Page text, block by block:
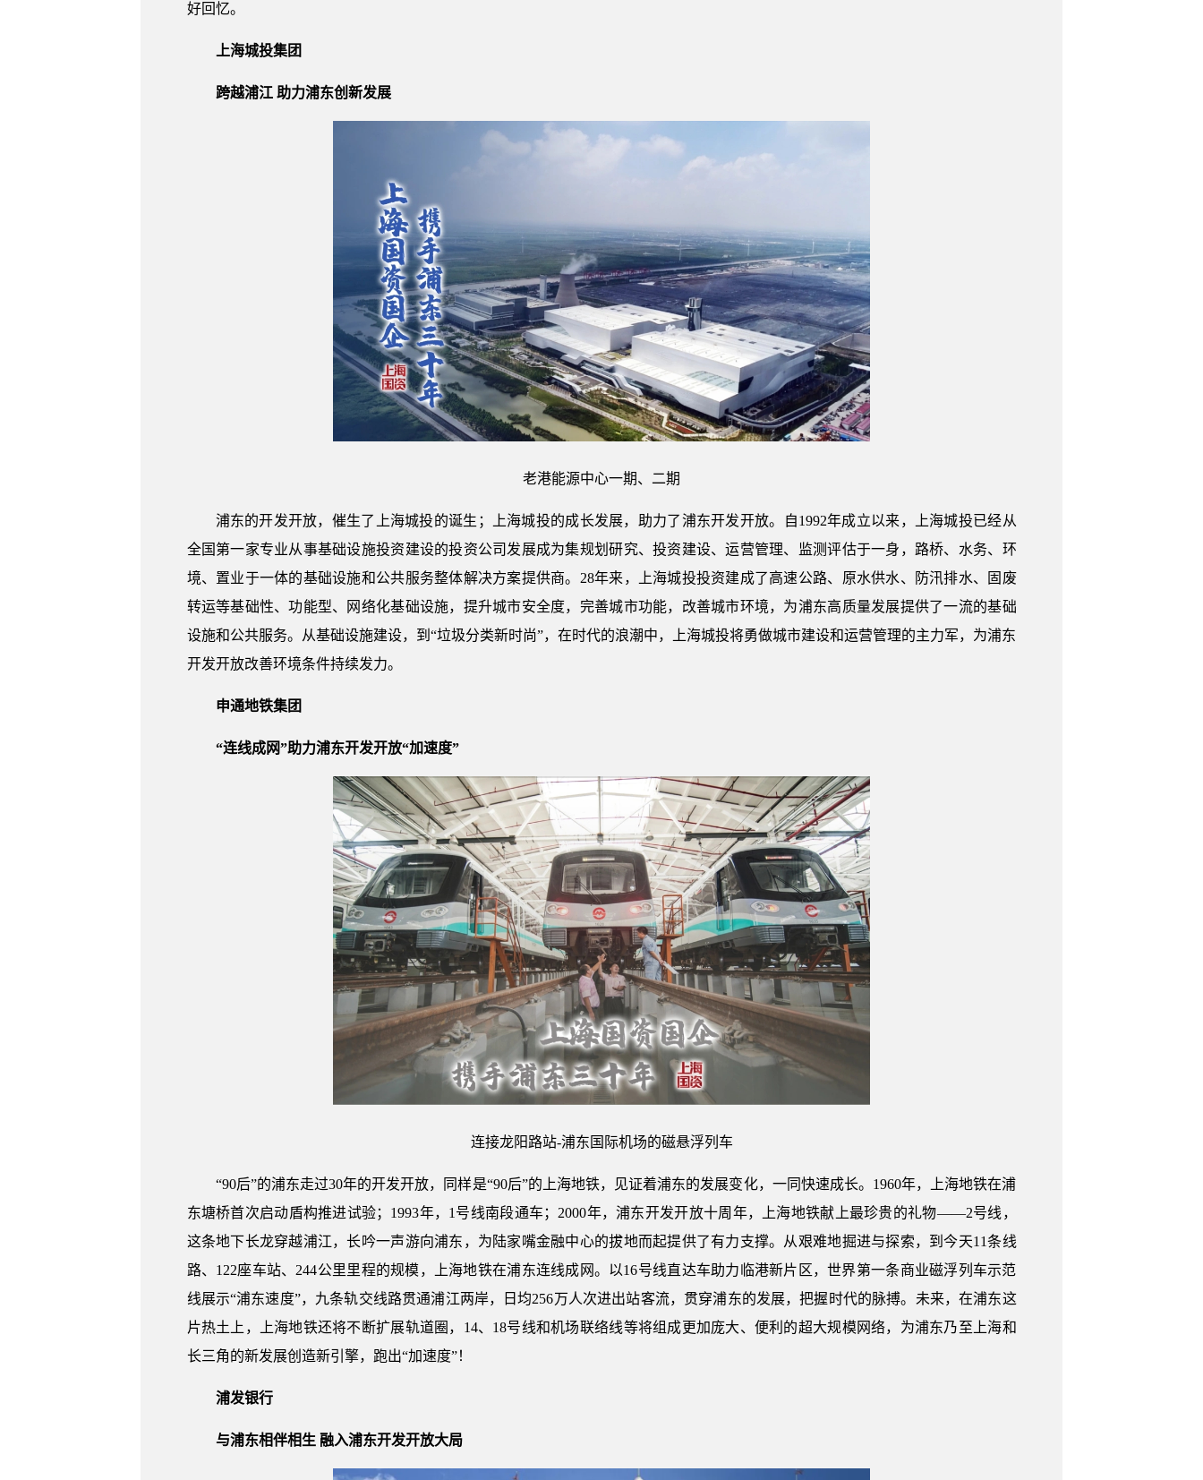
好回忆。
上海城投集团
跨越浦江 助力浦东创新发展
老港能源中心一期、二期
浦东的开发开放，催生了上海城投的诞生；上海城投的成长发展，助力了浦东开发开放。自1992年成立以来，上海城投已经从
全国第一家专业从事基础设施投资建设的投资公司发展成为集规划研究、投资建设、运营管理、监测评估于一身，路桥、水务、环
境、置业于一体的基础设施和公共服务整体解决方案提供商。28年来，上海城投投资建成了高速公路、原水供水、防汛排水、固废
转运等基础性、功能型、网络化基础设施，提升城市安全度，完善城市功能，改善城市环境，为浦东高质量发展提供了一流的基础
设施和公共服务。从基础设施建设，到“垃圾分类新时尚”，在时代的浪潮中，上海城投将勇做城市建设和运营管理的主力军，为浦东
开发开放改善环境条件持续发力。
申通地铁集团
“连线成网”助力浦东开发开放“加速度”
连接龙阳路站-浦东国际机场的磁悬浮列车
“90后”的浦东走过30年的开发开放，同样是“90后”的上海地铁，见证着浦东的发展变化，一同快速成长。1960年，上海地铁在浦
东塘桥首次启动盾构推进试验；1993年，1号线南段通车；2000年，浦东开发开放十周年，上海地铁献上最珍贵的礼物——2号线，
这条地下长龙穿越浦江，长吟一声游向浦东，为陆家嘴金融中心的拔地而起提供了有力支撑。从艰难地掘进与探索，到今天11条线
路、122座车站、244公里里程的规模，上海地铁在浦东连线成网。以16号线直达车助力临港新片区，世界第一条商业磁浮列车示范
线展示“浦东速度”，九条轨交线路贯通浦江两岸，日均256万人次进出站客流，贯穿浦东的发展，把握时代的脉搏。未来，在浦东这
片热土上，上海地铁还将不断扩展轨道圈，14、18号线和机场联络线等将组成更加庞大、便利的超大规模网络，为浦东乃至上海和
长三角的新发展创造新引擎，跑出“加速度”！
浦发银行
与浦东相伴相生 融入浦东开发开放大局